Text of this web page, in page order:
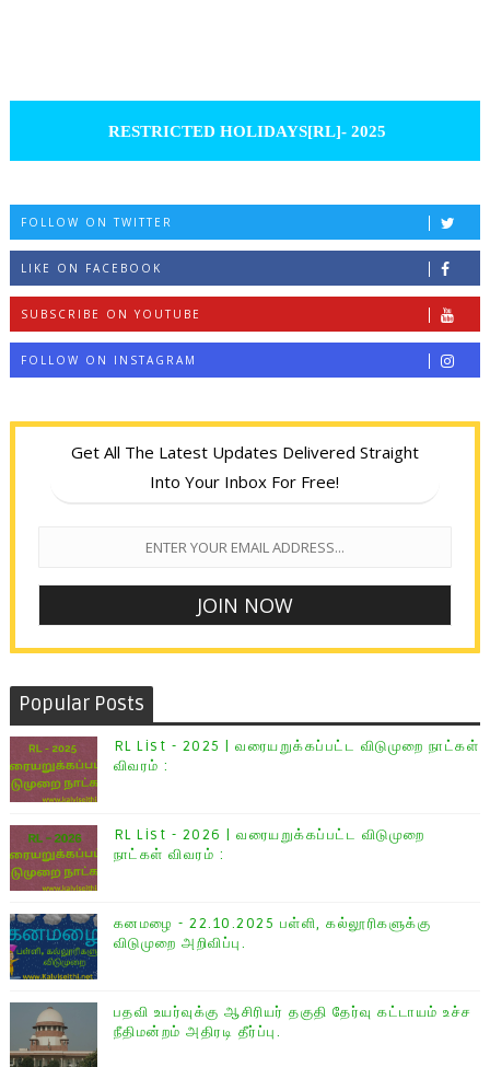
RESTRICTED HOLIDAYS[RL]- 2025
FOLLOW ON TWITTER
LIKE ON FACEBOOK
SUBSCRIBE ON YOUTUBE
FOLLOW ON INSTAGRAM
Get All The Latest Updates Delivered Straight
Into Your Inbox For Free!
Popular Posts
RL List - 2025 | வரையறுக்கப்பட்ட விடுமுறை நாட்கள்
விவரம் :
RL List - 2026 | வரையறுக்கப்பட்ட விடுமுறை
நாட்கள் விவரம் :
கனமழை - 22.10.2025 பள்ளி, கல்லூரிகளுக்கு
விடுமுறை அறிவிப்பு.
பதவி உயர்வுக்கு ஆசிரியர் தகுதி தேர்வு கட்டாயம் உச்ச
நீதிமன்றம் அதிரடி தீர்ப்பு.